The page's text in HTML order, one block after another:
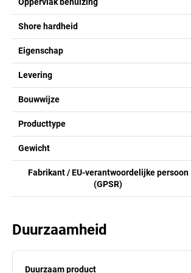
Oppervlak behuizing
Shore hardheid
Eigenschap
Levering
Bouwwijze
Producttype
Gewicht
Fabrikant / EU-verantwoordelijke persoon
(GPSR)
Duurzaamheid
Duurzaam product